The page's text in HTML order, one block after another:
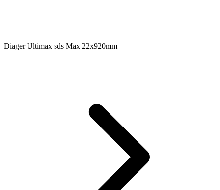
Diager Ultimax sds Max 22x920mm